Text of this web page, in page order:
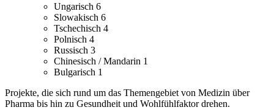
Ungarisch 6
Slowakisch 6
Tschechisch 4
Polnisch 4
Russisch 3
Chinesisch / Mandarin 1
Bulgarisch 1
Projekte, die sich rund um das Themengebiet von Medizin über
Pharma bis hin zu Gesundheit und Wohlfühlfaktor drehen.